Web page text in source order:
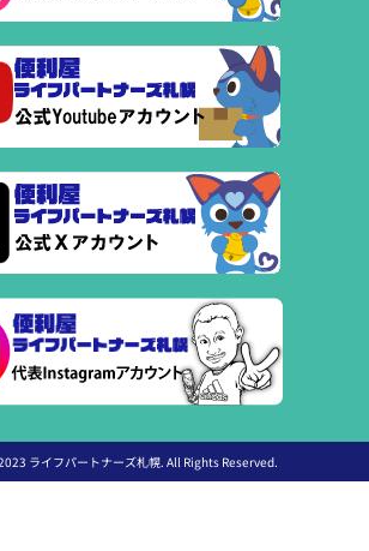
ライフパートナーズ札幌. All Rights Reserved.